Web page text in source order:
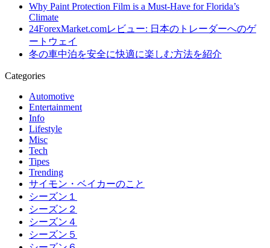
Why Paint Protection Film is a Must-Have for Florida’s
Climate
24ForexMarket.comレビュー: 日本のトレーダーへのゲ
ートウェイ
冬の車中泊を安全に快適に楽しむ方法を紹介
Categories
Automotive
Entertainment
Info
Lifestyle
Misc
Tech
Tipes
Trending
サイモン・ベイカーのこと
シーズン１
シーズン２
シーズン４
シーズン５